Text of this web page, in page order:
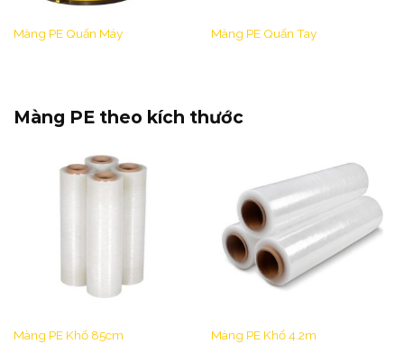
Màng PE Quấn Máy Màng PE Quấn Tay
Màng PE theo kích thước
Màng PE Khổ 85cm Màng PE Khổ 4.2m